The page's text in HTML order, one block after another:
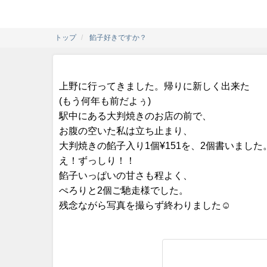
トップ 餡子好きですか？
上野に行ってきました。帰りに新しく出来た
(もう何年も前だよぅ)
駅中にある大判焼きのお店の前で、
お腹の空いた私は立ち止まり、
大判焼きの餡子入り1個¥151を、2個書いました
え！ずっしり！！
餡子いっぱいの甘さも程よく、
ぺろりと2個ご馳走様でした。
残念ながら写真を撮らず終わりました☺️